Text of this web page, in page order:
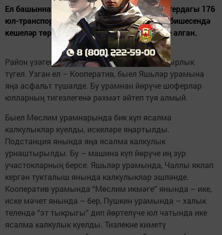
Ел башыннан җирлегебездә механик характердагы 176
юл-транспорт һәлакәте теркәлде. Аларның бишесендә
кешеләр төрле дәрәҗәдәге тән җәрәһәтләре алган.
Район үзәгендәге юллар торышына зарланырлык
түгел. Узган ел – Кооператив, быел Яшьләр урамына
яңа асфальт түшәлде. Бу урамнан йөрүче шоферлар
юлларның тигезлегенә рәхмәт әйтеп туя алмый.
Быел Мөслим урамнарында бик күп ясалма
калкулыклар куелды, искеләре яңартылды.
Подстанция янында яңа ясалма калкулык
урнаштырылды. Бу – машина күп йөрүче иң зур
участокларның берсе. Яшьләр урамында, Чаллы яклап
кергән тукталыш янында калкулыклар эшләнде.
Кооператив урамында “Мөслим икмәге” янында – ике,
иске мәчет янында – бер, Пушкин урамында – халык
телендә “эт тыкрыгы” дип йөртелүче юл чатында ике
ясалма калкулык куелды. Тизлекне киметү